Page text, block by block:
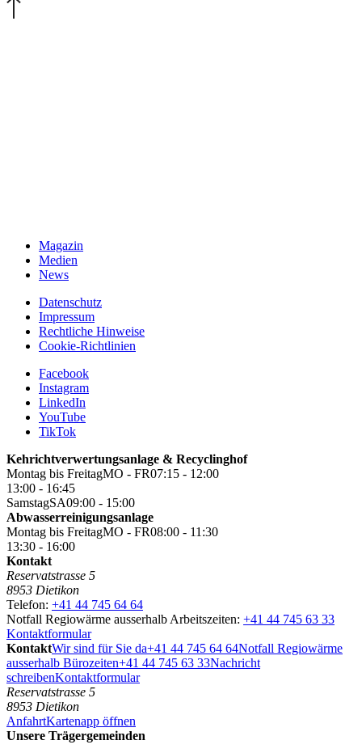
Magazin
Medien
News
Datenschutz
Impressum
Rechtliche Hinweise
Cookie-Richtlinien
Facebook
Instagram
LinkedIn
YouTube
TikTok
Kehricht­ver­wertungs­anlage & Recyclinghof
Montag bis FreitagMO - FR07:15 - 12:00
13:00 - 16:45
SamstagSA09:00 - 15:00
Abwasser­reinigungs­anlage
Montag bis FreitagMO - FR08:00 - 11:30
13:30 - 16:00
Kontakt
Reservatstrasse 5
8953 Dietikon
Telefon: +41 44 745 64 64
Notfall Regiowärme ausserhalb Arbeitszeiten: +41 44 745 63 33
Kontaktformular
KontaktWir sind für Sie da+41 44 745 64 64Notfall Regiowärme
ausserhalb Bürozeiten+41 44 745 63 33Nachricht
schreibenKontaktformular
Reservatstrasse 5
8953 Dietikon
AnfahrtKartenapp öffnen
Unsere Trägergemeinden